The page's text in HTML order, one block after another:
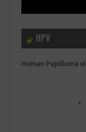
HPV
Human Papilloma